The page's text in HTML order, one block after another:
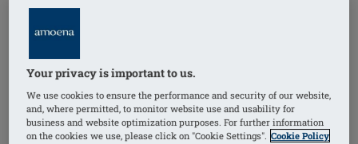
Your privacy is important to us.
We use cookies to ensure the performance and security of our website,
and, where permitted, to monitor website use and usability for
business and website optimization purposes. For further information
on the cookies we use, please click on "Cookie Settings". Cookie Policy